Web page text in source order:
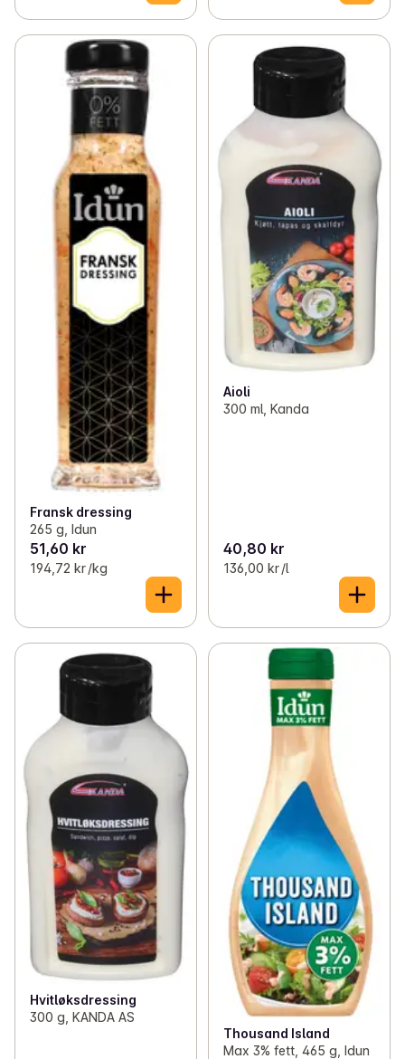
Fransk dressing
265 g, Idun
51,60 kr
194,72 kr /kg
Aioli
300 ml, Kanda
40,80 kr
136,00 kr /l
Hvitløksdressing
300 g, KANDA AS
Thousand Island
Max 3% fett, 465 g, Idun